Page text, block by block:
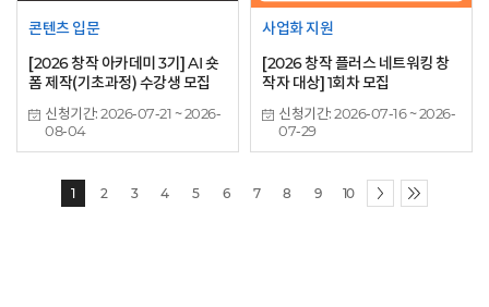
콘텐츠 입문
[2026 창작 아카데미 3기] AI 숏
폼 제작(기초과정) 수강생 모집
신청기간: 2026-07-21 ~ 2026-
08-04
사업화 지원
[2026 창작 플러스 네트워킹 창
작자 대상] 1회차 모집
신청기간: 2026-07-16 ~ 2026-
07-29
1 2 3 4 5 6 7 8 9 10 다음